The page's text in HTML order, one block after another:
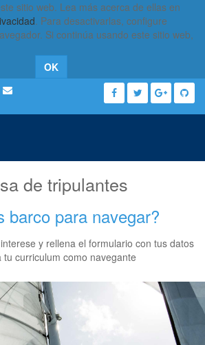
sitio web. Lea más acerca de ellas en
. Para desactivarlas, configure
Si continúa usando este sitio web,
OK
de tripulantes
barco para navegar?
y rellena el formulario con tus datos
tu curriculum como navegante